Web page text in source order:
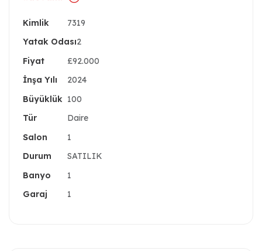
Uygun
🔹Kiralık Yatırıma da Mükemmel Uygun
🛋️ Daire Özellikleri:
2+1 geniş kullanım alanı
Ferah ve
büyük balkon
Full eşyalı, tüm detaylar düşünülmüş
💸 Fiyat Avantajı:
Kimlik
7319
Yatak Odası2
Fiyat
£92.000
İnşa Yılı
2024
Büyüklük 100
Tür
Daire
Salon
1
Durum
SATILIK
Banyo
1
Garaj
1